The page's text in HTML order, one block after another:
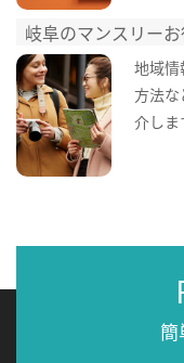
岐阜のマンスリー
地域情
方法な
介しま